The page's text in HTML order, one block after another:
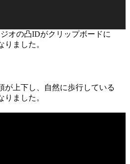
オの凸IDがクリップボードに
りました。
が上下し、自然に歩行している
りました。